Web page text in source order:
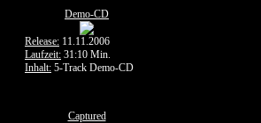
Demo-CD
Release: 11.11.2006
Laufzeit: 31:10 Min.
Inhalt: 5-Track Demo-CD
Captured